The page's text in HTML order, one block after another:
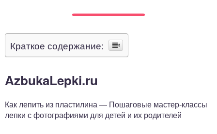
Краткое содержание:
AzbukaLepki.ru
Как лепить из пластилина — Пошаговые мастер-классы
лепки с фотографиями для детей и их родителей